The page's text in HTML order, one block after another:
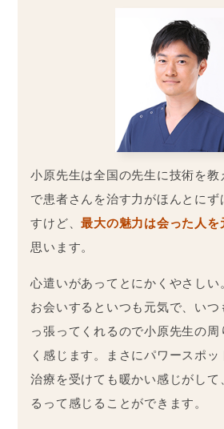
小原先生は全国の先生に技術を教
で患者さんを治す力がほんとにず
すけど、最大の魅力は会った人を
思います。
心遣いがあってとにかくやさしい
お会いするといつも元気で、いつ
っ張ってくれるので小原先生の
く感じます。まさにパワースポッ
治療を受けても暖かい感じがして
るって感じることができます。